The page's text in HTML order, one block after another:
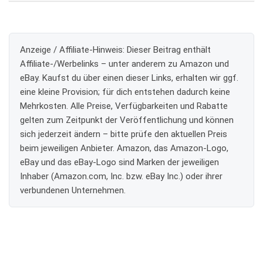
Anzeige / Affiliate-Hinweis: Dieser Beitrag enthält
Affiliate-/Werbelinks – unter anderem zu Amazon und
eBay. Kaufst du über einen dieser Links, erhalten wir ggf.
eine kleine Provision; für dich entstehen dadurch keine
Mehrkosten. Alle Preise, Verfügbarkeiten und Rabatte
gelten zum Zeitpunkt der Veröffentlichung und können
sich jederzeit ändern – bitte prüfe den aktuellen Preis
beim jeweiligen Anbieter. Amazon, das Amazon-Logo,
eBay und das eBay-Logo sind Marken der jeweiligen
Inhaber (Amazon.com, Inc. bzw. eBay Inc.) oder ihrer
verbundenen Unternehmen.